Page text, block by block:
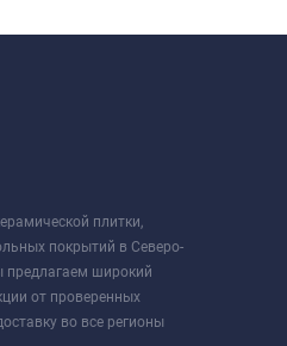
плитки,
покрытий в Северо-
предлагаем широкий
от проверенных
во все регионы